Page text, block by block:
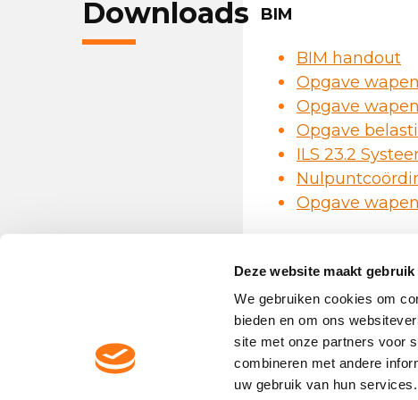
Deze website maakt
We gebruiken cookies om
bieden en om ons
site met onze partners voor
combineren met andere
uw gebruik van hun services.
Downloads BIM
BIM handout
Opgave
Opgave
Opgave
ILS 23.2
Opgave
Contactgegevens Dycore